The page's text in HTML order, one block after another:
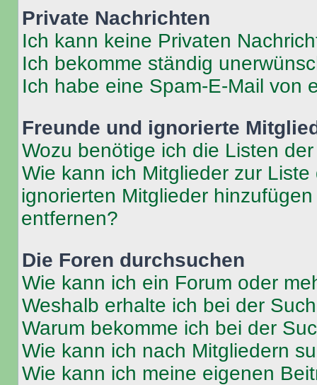
Private Nachrichten
Ich kann keine Privaten
Ich bekomme ständig
Ich habe eine Spam-E-Mail von
Freunde und ignorierte
Wozu benötige ich die Listen
Wie kann ich Mitglieder zur
ignorierten Mitglieder
entfernen?
Die Foren durchsuchen
Wie kann ich ein Forum oder
Weshalb erhalte ich bei der
Warum bekomme ich bei der
Wie kann ich nach Mitgliedern
Wie kann ich meine eigenen